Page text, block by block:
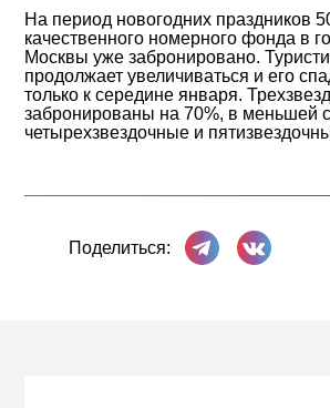
На период новогодних праздников
качественного номерного фонда в
Москвы уже забронировано.
продолжает увеличиваться и его
только к середине января.
забронированы на 70%, в меньшей
четырехзвездочные и
Поделиться:
Поделиться в